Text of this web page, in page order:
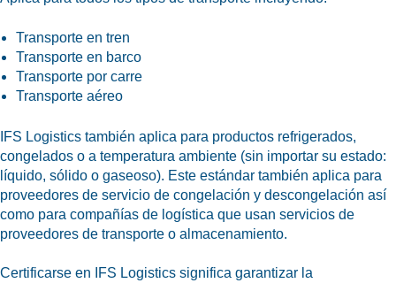
Transporte en tren
Transporte en barco
Transporte por carre
Transporte aéreo
IFS Logistics también aplica para productos refrigerados,
congelados o a temperatura ambiente (sin importar su estado:
líquido, sólido o gaseoso). Este estándar también aplica para
proveedores de servicio de congelación y descongelación así
como para compañías de logística que usan servicios de
proveedores de transporte o almacenamiento.
Certificarse en IFS Logistics significa garantizar la